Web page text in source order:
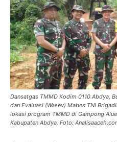
Dansatgas TMMD Kodim 0110 Abdya,
dan Evaluasi (Wasev) Mabes TNI
lokasi program TMMD di Gampong
Kabupaten Abdya. Foto: